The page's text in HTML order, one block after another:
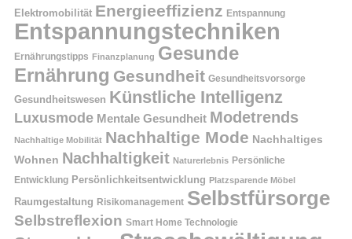
Elektromobilität Energieeffizienz Entspannung
Entspannungstechniken
Ernährungstipps Finanzplanung Gesunde
Ernährung Gesundheit Gesundheitsvorsorge
Gesundheitswesen Künstliche Intelligenz
Luxusmode Mentale Gesundheit Modetrends
Nachhaltige Mobilität Nachhaltige Mode Nachhaltiges
Wohnen Nachhaltigkeit Naturerlebnis Persönliche
Entwicklung Persönlichkeitsentwicklung Platzsparende Möbel
Raumgestaltung Risikomanagement Selbstfürsorge
Selbstreflexion Smart Home Technologie